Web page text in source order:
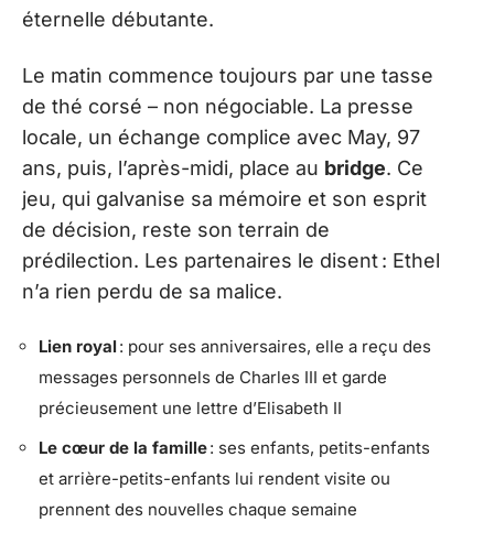
éternelle débutante.
Le matin commence toujours par une tasse
de thé corsé – non négociable. La presse
locale, un échange complice avec May, 97
ans, puis, l’après-midi, place au bridge. Ce
jeu, qui galvanise sa mémoire et son esprit
de décision, reste son terrain de
prédilection. Les partenaires le disent : Ethel
n’a rien perdu de sa malice.
Lien royal: pour ses anniversaires, elle a reçu des
messages personnels de Charles III et garde
précieusement une lettre d’Elisabeth II
Le cœur de la famille: ses enfants, petits-enfants
et arrière-petits-enfants lui rendent visite ou
prennent des nouvelles chaque semaine